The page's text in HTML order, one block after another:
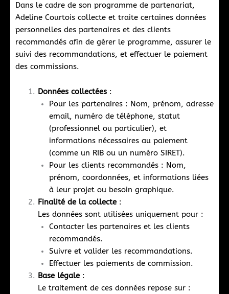
Dans le cadre de son programme de partenariat,
Adeline Courtois collecte et traite certaines données
personnelles des partenaires et des clients
recommandés afin de gérer le programme, assurer le
suivi des recommandations, et effectuer le paiement
des commissions.
Données collectées:
Pour les partenaires : Nom, prénom, adresse
email, numéro de téléphone, statut
(professionnel ou particulier), et
informations nécessaires au paiement
(comme un RIB ou un numéro SIRET).
Pour les clients recommandés : Nom,
prénom, coordonnées, et informations liées
à leur projet ou besoin graphique.
Finalité de la collecte:
Les données sont utilisées uniquement pour :
Contacter les partenaires et les clients
recommandés.
Suivre et valider les recommandations.
Effectuer les paiements de commission.
Base légale:
Le traitement de ces données repose sur :